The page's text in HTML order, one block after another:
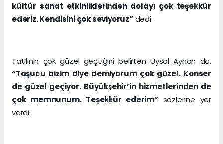
kültür sanat etkinliklerinden dolayı çok teşekkür
ederiz. Kendisini çok seviyoruz”dedi.
Tatilinin çok güzel geçtiğini belirten Uysal Ayhan da,
“Taşucu bizim diye demiyorum çok güzel. Konser
de güzel geçiyor. Büyükşehir’in hizmetlerinden de
çok memnunum. Teşekkür ederim”sözlerine yer
verdi.